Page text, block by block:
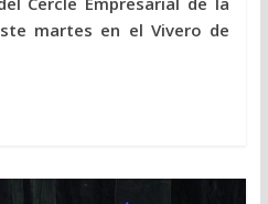
martes en el Vivero de